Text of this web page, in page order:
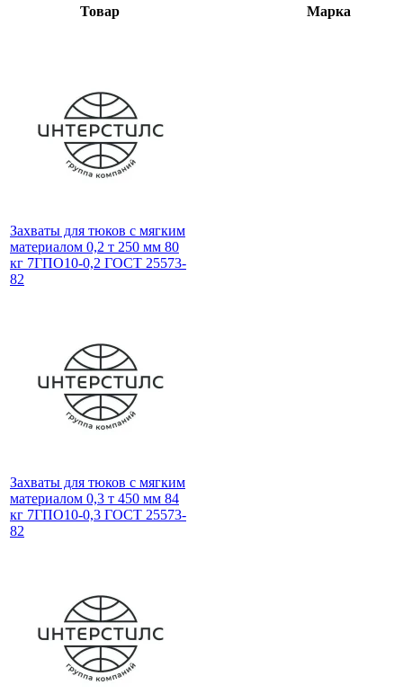
Товар Марка
Захваты для тюков с мягким
материалом 0,2 т 250 мм 80
кг 7ГПО10-0,2 ГОСТ 25573-
82
Захваты для тюков с мягким
материалом 0,3 т 450 мм 84
кг 7ГПО10-0,3 ГОСТ 25573-
82